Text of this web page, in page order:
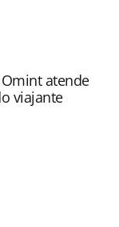
e-
de-estado-
na
sobre direito
atende
viajante